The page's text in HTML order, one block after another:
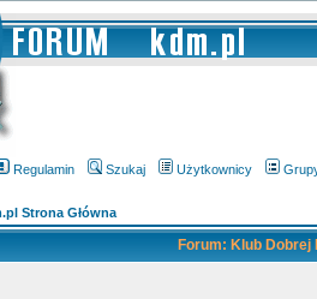
Regulamin Szukaj Użytkownicy
Strona Główna
Forum: Klub